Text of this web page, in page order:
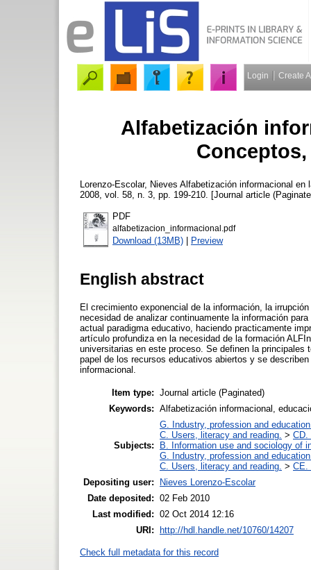
Login Create
Alfabetización
Lorenzo-Escolar, Nieves Alfabetización informacional
2008, vol. 58, n. 3, pp. 199-210. [Journal article
PDF
alfabetizacion_informacional.pdf
Download (13MB) | Preview
English abstract
El crecimiento exponencial de la información, la
necesidad de analizar continuamente la información
actual paradigma educativo, haciendo practicamente
artículo profundiza en la necesidad de la formación
universitarias en este proceso. Se definen la principales
papel de los recursos educativos abiertos y se
informacional.
Item type: Journal article (Paginated)
Keywords: Alfabetización informacional,
Subjects:
G. Industry, profession and
C. Users, literacy and reading. > CD.
B. Information use and sociology of
G. Industry, profession and
C. Users, literacy and reading. > CE.
Depositing user:
Nieves Lorenzo-Escolar
Date deposited: 02 Feb 2010
Last modified: 02 Oct 2014 12:16
URI: http://hdl.handle.net/10760/14207
Check full metadata for this record